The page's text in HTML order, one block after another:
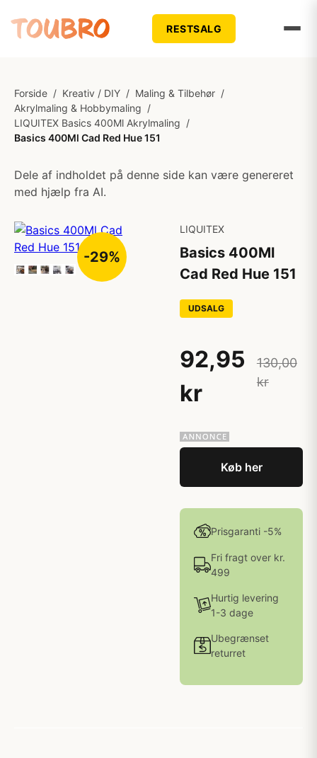
RESTSALG
Forside / Kreativ / DIY / Maling & Tilbehør /
Akrylmaling & Hobbymaling /
LIQUITEX Basics 400Ml Akrylmaling /
Basics 400Ml Cad Red Hue 151
Dele af indholdet på denne side kan være genereret
med hjælp fra AI.
-29%
LIQUITEX
Basics 400Ml
Cad Red Hue 151
UDSALG
92,95
kr
130,00
kr
Køb her
Prisgaranti -5%
Fri fragt over kr.
499
Hurtig levering
1-3 dage
Ubegrænset
returret